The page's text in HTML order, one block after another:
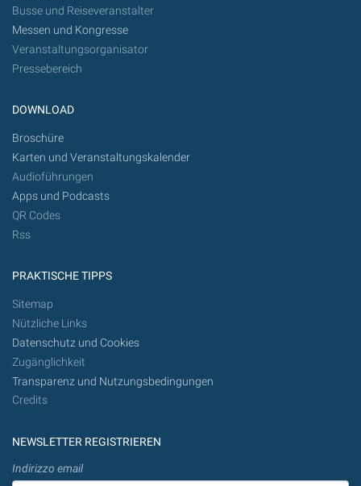
Busse und Reiseveranstalter
Messen und Kongresse
Veranstaltungsorganisator
Pressebereich
DOWNLOAD
Broschüre
Karten und Veranstaltungskalender
Audioführungen
Apps und Podcasts
QR Codes
Rss
PRAKTISCHE TIPPS
Sitemap
Nützliche Links
Datenschutz und Cookies
Zugänglichkeit
Transparenz und Nutzungsbedingungen
Credits
NEWSLETTER REGISTRIEREN
Indirizzo email